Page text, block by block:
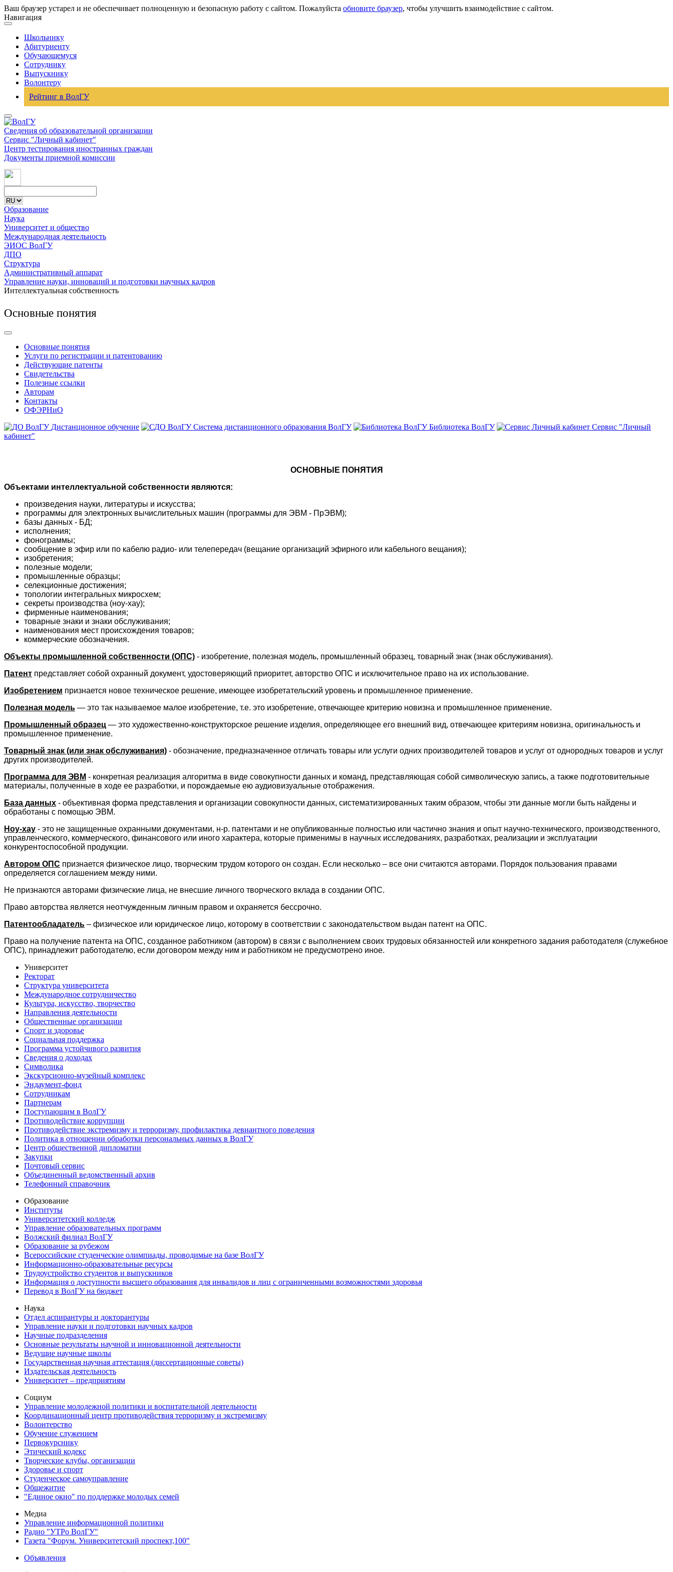
Ваш браузер устарел и не обеспечивает полноценную и безопасную работу с сайтом. Пожалуйста обновите браузер, чтобы улучшить взаимодействие с сайтом.
Навигация
Школьнику
Абитуриенту
Обучающемуся
Сотруднику
Выпускнику
Волонтеру
Рейтинг в ВолГУ
Сведения об образовательной организации
Сервис "Личный кабинет"
Центр тестирования иностранных граждан
Документы приемной комиссии
Образование
Наука
Университет и общество
Международная деятельность
ЭИОС ВолГУ
ДПО
Структура
Административный аппарат
Управление науки, инноваций и подготовки научных кадров
Интеллектуальная собственность
Основные понятия
Основные понятия
Услуги по регистрации и патентованию
Действующие патенты
Свидетельства
Полезные ссылки
Авторам
Контакты
ОФЭРНиО
Дистанционное обучение
Система дистанционного образования ВолГУ Библиотека ВолГУ
Сервис "Личный
кабинет"
ОСНОВНЫЕ ПОНЯТИЯ
Объектами интеллектуальной собственности являются:
произведения науки, литературы и искусства;
программы для электронных вычислительных машин (программы для ЭВМ - ПрЭВМ);
базы данных - БД;
исполнения;
фонограммы;
сообщение в эфир или по кабелю радио- или телепередач (вещание организаций эфирного или кабельного вещания);
изобретения;
полезные модели;
промышленные образцы;
селекционные достижения;
топологии интегральных микросхем;
секреты производства (ноу-хау);
фирменные наименования;
товарные знаки и знаки обслуживания;
наименования мест происхождения товаров;
коммерческие обозначения.
Объекты промышленной собственности (ОПС) - изобретение, полезная модель, промышленный образец, товарный знак (знак обслуживания).
Патент представляет собой охранный документ, удостоверяющий приоритет, авторство ОПС и исключительное право на их использование.
Изобретением признается новое техническое решение, имеющее изобретательский уровень и промышленное применение.
Полезная модель — это так называемое малое изобретение, т.е. это изобретение, отвечающее критерию новизна и промышленное применение.
Промышленный образец — это художественно-конструкторское решение изделия, определяющее его внешний вид, отвечающее критериям новизна, оригинальность и
промышленное применение.
Товарный знак (или знак обслуживания) - обозначение, предназначенное отличать товары или услуги одних производителей товаров и услуг от однородных товаров и услуг
других производителей.
Программа для ЭВМ - конкретная реализация алгоритма в виде совокупности данных и команд, представляющая собой символическую запись, а также подготовительные
материалы, полученные в ходе ее разработки, и порождаемые ею аудиовизуальные отображения.
База данных - объективная форма представления и организации совокупности данных, систематизированных таким образом, чтобы эти данные могли быть найдены и
обработаны с помощью ЭВМ.
Ноу-хау - это не защищенные охранными документами, н-р. патентами и не опубликованные полностью или частично знания и опыт научно-технического, производственного,
управленческого, коммерческого, финансового или иного характера, которые применимы в научных исследованиях, разработках, реализации и эксплуатации
конкурентоспособной продукции.
Автором ОПС признается физическое лицо, творческим трудом которого он создан. Если несколько – все они считаются авторами. Порядок пользования правами
определяется соглашением между ними.
Не признаются авторами физические лица, не внесшие личного творческого вклада в создании ОПС.
Право авторства является неотчужденным личным правом и охраняется бессрочно.
Патентообладатель – физическое или юридическое лицо, которому в соответствии с законодательством выдан патент на ОПС.
Право на получение патента на ОПС, созданное работником (автором) в связи с выполнением своих трудовых обязанностей или конкретного задания работодателя (служебное
ОПС), принадлежит работодателю, если договором между ним и работником не предусмотрено иное.
Университет
Ректорат
Структура университета
Международное сотрудничество
Культура, искусство, творчество
Направления деятельности
Общественные организации
Спорт и здоровье
Социальная поддержка
Программа устойчивого развития
Сведения о доходах
Символика
Экскурсионно-музейный комплекс
Эндаумент-фонд
Сотрудникам
Партнерам
Поступающим в ВолГУ
Противодействие коррупции
Противодействие экстремизму и терроризму, профилактика девиантного поведения
Политика в отношении обработки персональных данных в ВолГУ
Центр общественной дипломатии
Закупки
Почтовый сервис
Объединенный ведомственный архив
Телефонный справочник
Образование
Институты
Университетский колледж
Управление образовательных программ
Волжский филиал ВолГУ
Образование за рубежом
Всероссийские студенческие олимпиады, проводимые на базе ВолГУ
Информационно-образовательные ресурсы
Трудоустройство студентов и выпускников
Информация о доступности высшего образования для инвалидов и лиц с ограниченными возможностями здоровья
Перевод в ВолГУ на бюджет
Наука
Отдел аспирантуры и докторантуры
Управление науки и подготовки научных кадров
Научные подразделения
Основные результаты научной и инновационной деятельности
Ведущие научные школы
Государственная научная аттестация (диссертационные советы)
Издательская деятельность
Университет – предприятиям
Социум
Управление молодежной политики и воспитательной деятельности
Координационный центр противодействия терроризму и экстремизму
Волонтерство
Обучение служением
Первокурснику
Этический кодекс
Творческие клубы, организации
Здоровье и спорт
Студенческое самоуправление
Общежитие
"Единое окно" по поддержке молодых семей
Медиа
Управление информационной политики
Радио "УТРо ВолГУ"
Газета "Форум. Университетский проспект,100"
Объявления